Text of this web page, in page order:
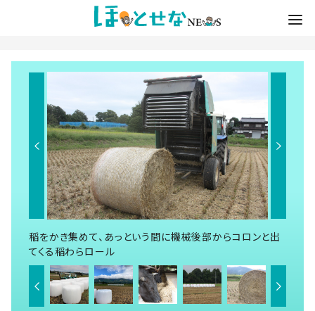
稲をかき集めて、あっという間に機械後部からコロンと出
てくる稲わらロール